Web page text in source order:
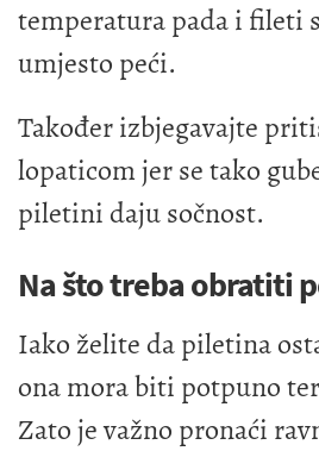
temperatura pada i fileti
umjesto peći.
Također izbjegavajte
lopaticom jer se tako
piletini daju sočnost.
Na što treba obratiti
Iako želite da piletina
ona mora biti potpuno
Zato je važno pronaći